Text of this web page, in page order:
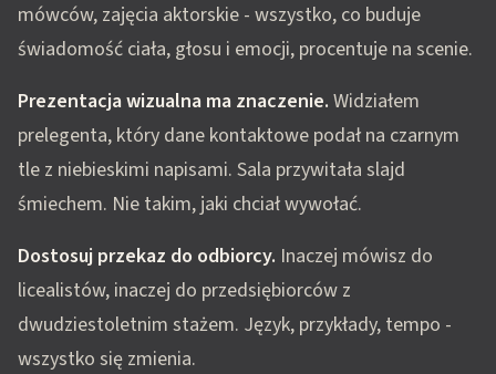
mówców, zajęcia aktorskie - wszystko, co buduje
świadomość ciała, głosu i emocji, procentuje na scenie.
Prezentacja wizualna ma znaczenie. Widziałem
prelegenta, który dane kontaktowe podał na czarnym
tle z niebieskimi napisami. Sala przywitała slajd
śmiechem. Nie takim, jaki chciał wywołać.
Dostosuj przekaz do odbiorcy. Inaczej mówisz do
licealistów, inaczej do przedsiębiorców z
dwudziestoletnim stażem. Język, przykłady, tempo -
wszystko się zmienia.